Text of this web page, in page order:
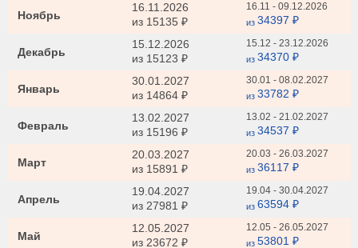
Ноябрь
16.11.2026
из 15135 ₽
16.11 - 09.12.2026
из 34397 ₽
Декабрь
15.12.2026
из 15123 ₽
15.12 - 23.12.2026
из 34370 ₽
Январь
30.01.2027
из 14864 ₽
30.01 - 08.02.2027
из 33782 ₽
Февраль
13.02.2027
из 15196 ₽
13.02 - 21.02.2027
из 34537 ₽
Март
20.03.2027
из 15891 ₽
20.03 - 26.03.2027
из 36117 ₽
Апрель
19.04.2027
из 27981 ₽
19.04 - 30.04.2027
из 63594 ₽
Май
12.05.2027
из 23672 ₽
12.05 - 26.05.2027
из 53801 ₽